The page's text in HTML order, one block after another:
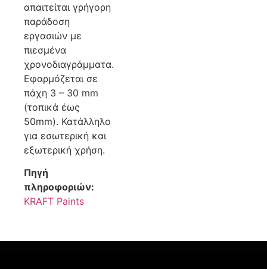
απαιτείται γρήγορη
παράδοση
εργασιών με
πιεσμένα
χρονοδιαγράμματα.
Εφαρμόζεται σε
πάχη 3 – 30 mm
(τοπικά έως
50mm). Κατάλληλο
για εσωτερική και
εξωτερική χρήση.
Πηγή
πληροφοριών:
KRAFT Paints